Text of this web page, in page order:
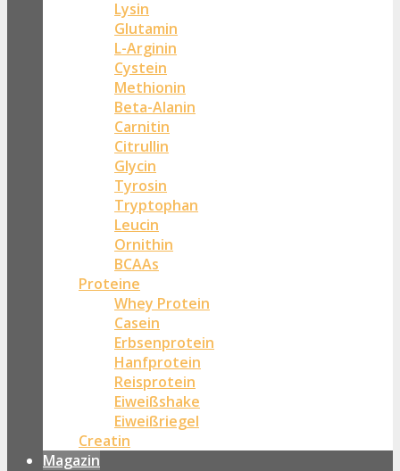
Lysin
Glutamin
L-Arginin
Cystein
Methionin
Beta-Alanin
Carnitin
Citrullin
Glycin
Tyrosin
Tryptophan
Leucin
Ornithin
BCAAs
Proteine
Whey Protein
Casein
Erbsenprotein
Hanfprotein
Reisprotein
Eiweißshake
Eiweißriegel
Creatin
Magazin